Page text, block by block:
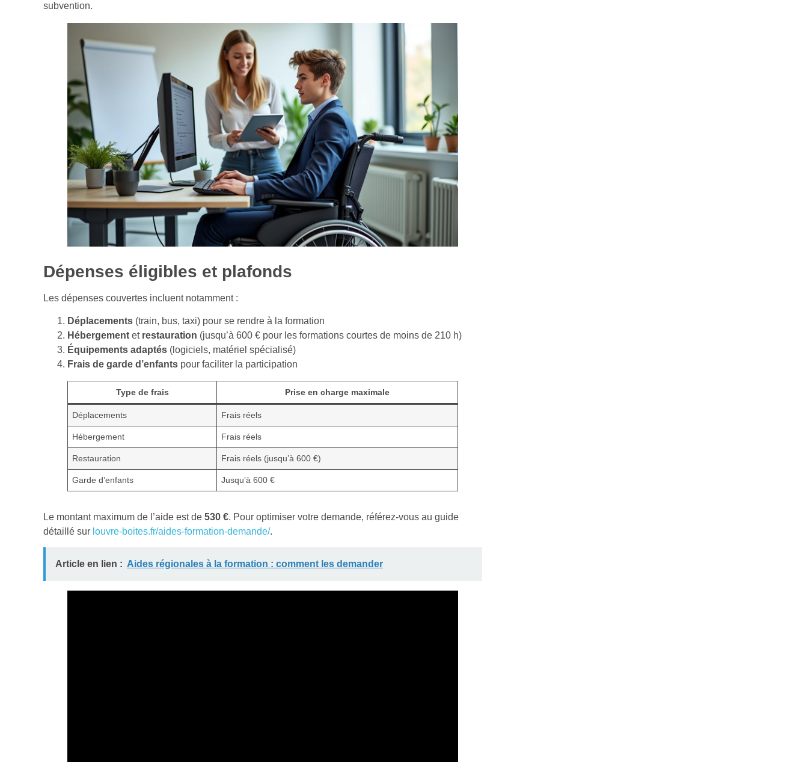
subvention.
Dépenses éligibles et plafonds
Les dépenses couvertes incluent notamment :
Déplacements (train, bus, taxi) pour se rendre à la formation
Hébergement et restauration (jusqu’à 600 € pour les formations courtes de moins de 210 h)
Équipements adaptés (logiciels, matériel spécialisé)
Frais de garde d’enfants pour faciliter la participation
Type de frais Prise en charge maximale
Déplacements Frais réels
Hébergement Frais réels
Restauration Frais réels (jusqu’à 600 €)
Garde d’enfants Jusqu’à 600 €
Le montant maximum de l’aide est de 530 €. Pour optimiser votre demande, référez-vous au guide
détaillé sur louvre-boites.fr/aides-formation-demande/.
Article en lien : Aides régionales à la formation : comment les demander